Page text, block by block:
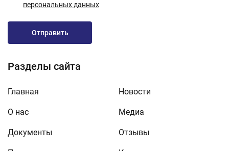
Разделы сайта
Главная
О нас
Документы
Новости
Медиа
Отзывы
персональных данных
Отправить